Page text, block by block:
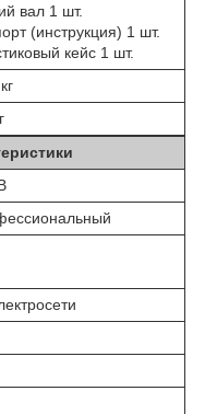
вал 1 шт.
(инструкция) 1 шт.
кейс 1 шт.